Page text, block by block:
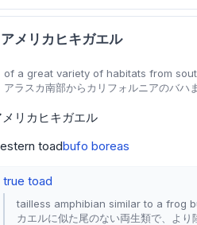
アメリカヒキガエル
of a great variety of habitats from
アラスカ南部からカリフォルニアのバハ
メリカヒキガエル
toadbufo boreas
true toad
tailless amphibian similar to a frog
カエルに似た尾のない両生類で、よ